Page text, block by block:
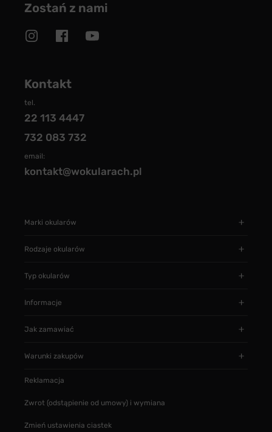
Zostań z nami
Kontakt
tel.
22 113 4447
732 083 732
email:
kontakt@wokularach.pl
Marki okularów
Rodzaje okularów
Typ okularów
Informacje
Jak zamawiać
Warunki zakupów
Reklamacja
Zwrot (odstąpienie od umowy) i wymiana
Zmień ustawienia ciastek